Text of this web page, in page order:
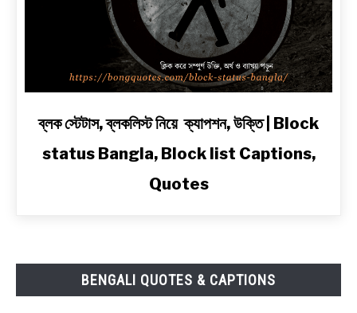
linkব্লক স্টেটাস, ব্লকলিস্ট নিয়ে ক্যাপশন, উক্তি | Block
status Bangla, Block list Captions,
Quotes
BENGALI QUOTES & CAPTIONS